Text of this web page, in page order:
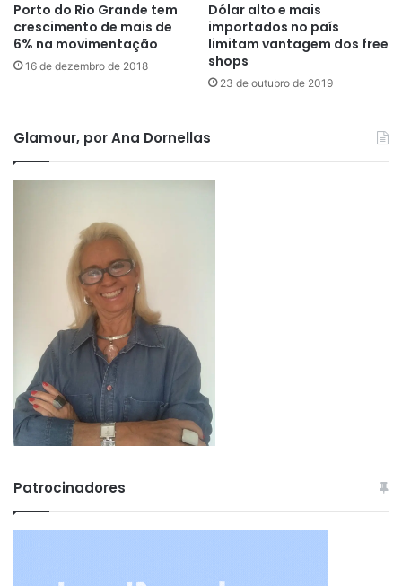
Porto do Rio Grande tem
crescimento de mais de
6% na movimentação
16 de dezembro de 2018
Dólar alto e mais
importados no país
limitam vantagem dos free
shops
23 de outubro de 2019
Glamour, por Ana Dornellas
Patrocinadores